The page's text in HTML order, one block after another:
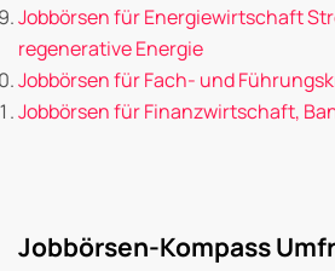
Jobbörsen für Energiewirtschaft
regenerative Energie
Jobbörsen für Fach- und
Jobbörsen für Finanzwirtschaft,
Jobbörsen-Kompass